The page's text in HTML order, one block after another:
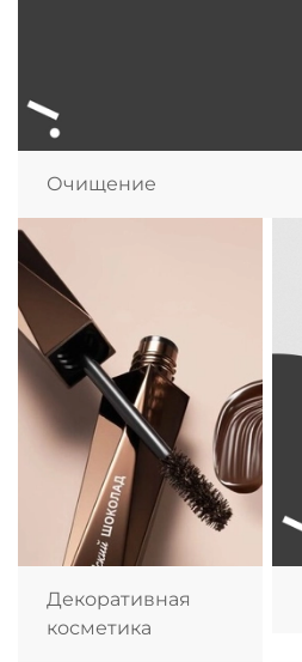
Очищение
Декоративная
косметика